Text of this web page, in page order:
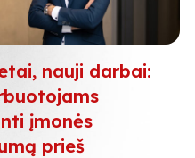
nauji darbai:
įmonės
prieš